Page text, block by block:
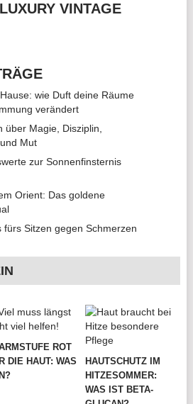
VINTAGE
wie Duft deine Räume
verändert
über Magie, Disziplin,
Mut
zur Sonnenfinsternis
Orient: Das goldene
fürs Sitzen gegen Schmerzen
ROT
DIE HAUT: WAS
HAUTSCHUTZ IM
HITZESOMMER:
WAS IST BETA-